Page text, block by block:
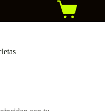
Carro
de